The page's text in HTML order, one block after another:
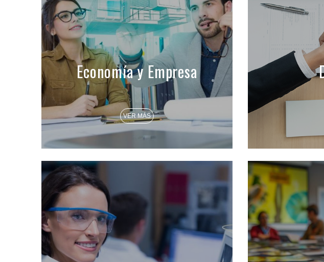
Economía y Empresa
VER MÁS